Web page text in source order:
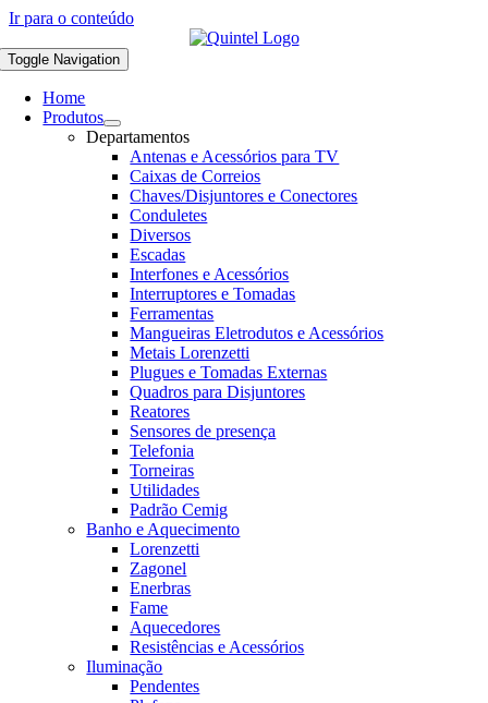
Ir para o conteúdo
Toggle Navigation
Home
Produtos
Departamentos
Antenas e Acessórios para TV
Caixas de Correios
Chaves/Disjuntores e Conectores
Conduletes
Diversos
Escadas
Interfones e Acessórios
Interruptores e Tomadas
Ferramentas
Mangueiras Eletrodutos e Acessórios
Metais Lorenzetti
Plugues e Tomadas Externas
Quadros para Disjuntores
Reatores
Sensores de presença
Telefonia
Torneiras
Utilidades
Padrão Cemig
Banho e Aquecimento
Lorenzetti
Zagonel
Enerbras
Fame
Aquecedores
Resistências e Acessórios
Iluminação
Pendentes